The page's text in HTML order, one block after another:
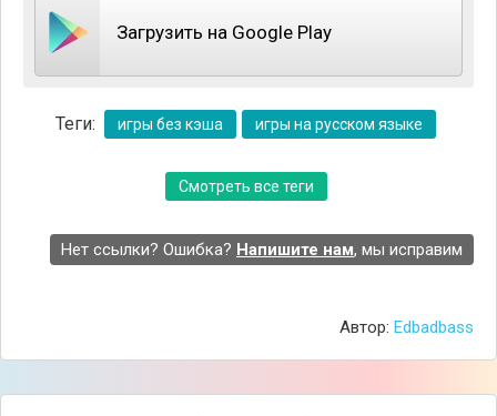
времени заведовала бабушка вашей героини,
предметов - различного рода артефактов и прочих
уникальных вещичек. Оказавшись там ваша
семейный бизнес, но и знакомится с тремя
призраками семейных реликвий, которые обитают
Загрузить на Google Play
Теги: игры без кэша игры на русском языке
Смотреть все теги
Нет ссылки? Ошибка? Напишите нам, мы исправим
Автор: Edbadbass